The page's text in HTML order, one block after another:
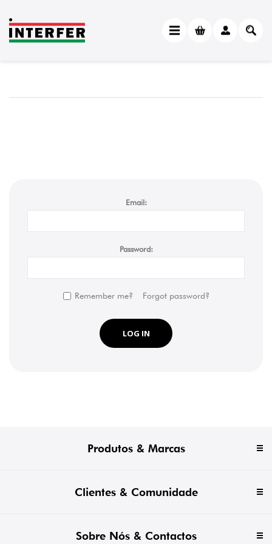
Email:
Password:
Remember me? Forgot password?
LOG IN
Produtos & Marcas
Clientes & Comunidade
Sobre Nós & Contactos